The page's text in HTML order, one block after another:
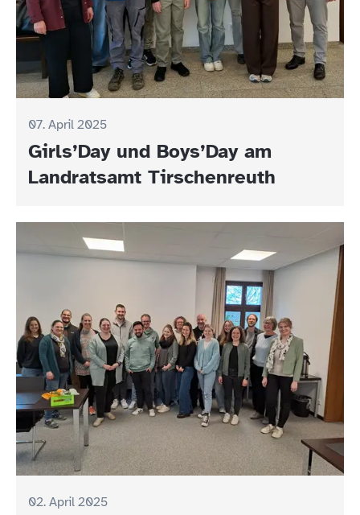
07. April 2025
Girls’Day und Boys’Day am
Landratsamt Tirschenreuth
02. April 2025